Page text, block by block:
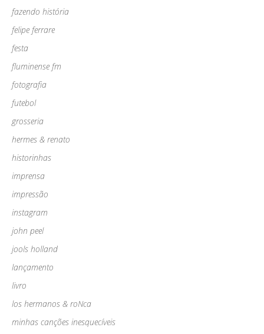
fazendo história
felipe ferrare
festa
fluminense fm
fotografia
futebol
grosseria
hermes & renato
historinhas
imprensa
impressão
instagram
john peel
jools holland
lançamento
livro
los hermanos & roNca
minhas canções inesquecíveis